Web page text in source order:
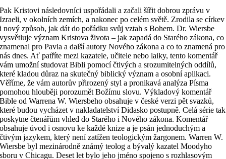
Pak Kristovi následovníci uspořádali a začali šířit dobrou zprávu v
Izraeli, v okolních zemích, a nakonec po celém světě. Zrodila se církev
i nový způsob, jak dát do pořádku svůj vztah s Bohem. Dr. Wiersbe
vysvětluje význam Kristova života – jak zapadá do Starého zákona, co
znamenal pro Pavla a další autory Nového zákona a co to znamená pro
nás dnes. Ať patříte mezi kazatele, učitele nebo laiky, tento komentář
vám umožní studovat Bibli pomocí čtivých a srozumitelných oddílů,
které kladou důraz na skutečný biblický význam a osobní aplikaci.
Věříme, že vám autorův přirozený styl a pronikavá analýza Písma
pomohou hlouběji porozumět Božímu slovu. Výkladový komentář
Bible od Warrena W. Wiersbeho obsahuje v české verzi pět svazků,
které budou vycházet v nakladatelství Didasko postupně. Celá série tak
poskytne čtenářům vhled do Starého i Nového zákona. Komentář
obsahuje úvod i osnovu ke každé knize a je psán jednoduchým a
čtivým jazykem, který není zatížen teologickým žargonem. Warren W.
Wiersbe byl mezinárodně známý teolog a bývalý kazatel Moodyho
sboru v Chicagu. Deset let bylo jeho jméno spojeno s rozhlasovým